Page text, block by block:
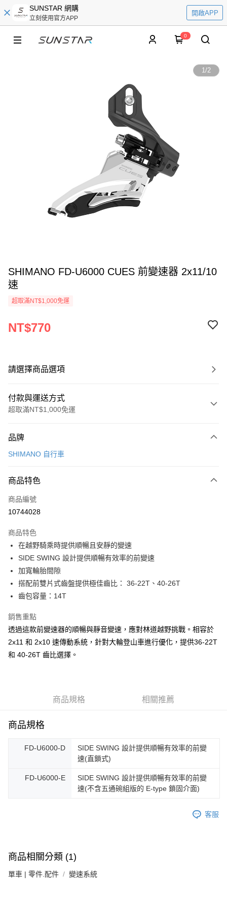
SUNSTAR 網購
立刻使用官方APP
開啟APP
0
1/2
SHIMANO FD-U6000 CUES 前變速器 2x11/10
速
超取滿NT$1,000免運
NT$770
請選擇商品選項
付款與運送方式
超取滿NT$1,000免運
信用卡一次付款
3 期 0 利率 每期
合作金庫商業銀行
上海商業儲蓄銀行
臺灣中小企業銀行
匯豐（台灣）商業銀行
華泰商業銀行
聯邦商業銀行
遠東國際商業銀行
元大商業銀行
玉山商業銀行
星展（台灣）商業銀行
台灣樂天信用卡公司
合作金庫商業銀行
上海商業儲蓄銀行
國泰世華商業銀行
兆豐國際商業銀行
匯豐（台灣）商業銀行
華泰商業銀行
聯邦商業銀行
元大商業銀行
永豐商業銀行
玉山商業銀行
台灣樂天信用卡公司
LINE Pay
Apple Pay
悠遊付
Google Pay
全盈+PAY
運送方式
7-11取貨(快速到店)
每筆NT$100，滿NT$1,000(含以上)免運費
免運費
品牌
SHIMANO 自行車
商品特色
商品編號
10744028
商品特色
在越野騎乘時提供順暢且安靜的變速
SIDE SWING 設計提供順暢有效率的前變速
加寬輪胎間隙
搭配前雙片式齒盤提供極佳齒比： 36-22T、40-26T
齒包容量：14T
銷售重點
透過這款前變速器的順暢與靜音變速，應對林道越野挑戰。相容於
2x11 和 2x10 速傳動系統，針對大輪登山車進行優化，提供36-22T
和 40-26T 齒比選擇。
商品規格 相關推薦
商品規格
FD-U6000-D
SIDE SWING 設計提供順暢有效率的前變
速(直鎖式)
FD-U6000-E
SIDE SWING 設計提供順暢有效率的前變
速(不含五通碗組版的 E-type 鎖固介面)
客服
商品相關分類 (1)
單車 | 零件.配件 變速系統